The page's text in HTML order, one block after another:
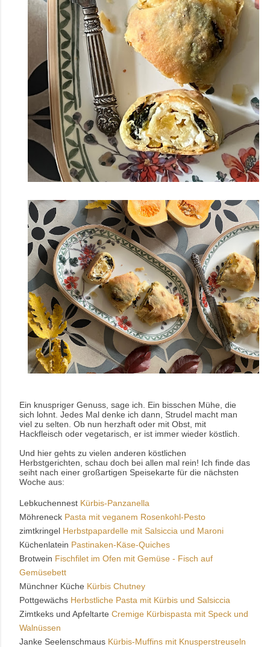
Ein knuspriger Genuss, sage ich. Ein bisschen Mühe, die
sich lohnt. Jedes Mal denke ich dann, Strudel macht man
viel zu selten. Ob nun herzhaft oder mit Obst, mit
Hackfleisch oder vegetarisch, er ist immer wieder köstlich.
Und hier gehts zu vielen anderen köstlichen
Herbstgerichten, schau doch bei allen mal rein! Ich finde das
seiht nach einer großartigen Speisekarte für die nächsten
Woche aus:
Lebkuchennest Kürbis-Panzanella
Möhreneck Pasta mit veganem Rosenkohl-Pesto
zimtkringel Herbstpapardelle mit Salsiccia und Maroni
Küchenlatein Pastinaken-Käse-Quiches
Brotwein Fischfilet im Ofen mit Gemüse - Fisch auf
Gemüsebett
Münchner Küche Kürbis Chutney
Pottgewächs Herbstliche Pasta mit Kürbis und Salsiccia
Zimtkeks und Apfeltarte Cremige Kürbispasta mit Speck und
Walnüssen
Janke Seelenschmaus Kürbis-Muffins mit Knusperstreuseln